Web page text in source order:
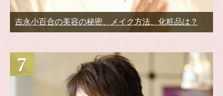
吉永小百合の美容の秘密、メイク方法、化粧品は？